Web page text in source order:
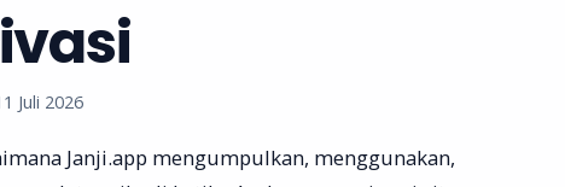
Juli 2026
Janji.app mengumpulkan, menggunakan,